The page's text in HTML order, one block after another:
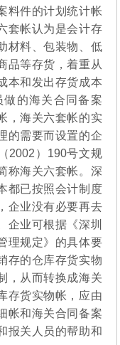
料件的计划统计帐
套帐认为是会计存
材料、包装物、低
品等存货，着重从
本和发出存货成本
的海关合同备案
，海关六套帐的实
的需要而设置的企
2002）190号文规
称海关六套帐。深
都已按照会计制度
企业没有必要再去
企业可根据《深圳
理规定》的具体要
存的仓库存货实物
，从而转换成海关
存货实物帐，应由
帐和海关合同备案
报关人员的帮助和